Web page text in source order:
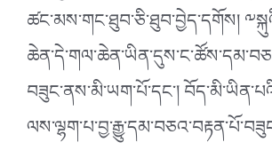
ཚང་མས་གང་ཐུབ་ཅི་ཐུབ་བྱེད་དགོས།
བཟུང་ནས་མི་ཡག་པོ་དང་།